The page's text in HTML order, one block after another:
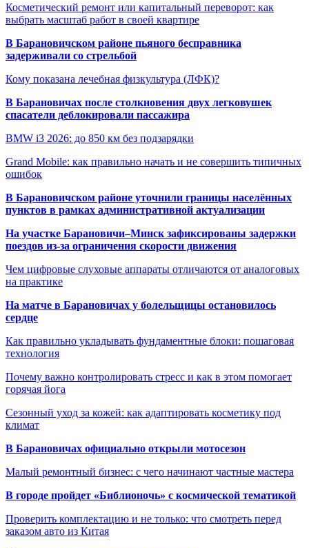
Косметический ремонт или капитальный переворот: как
выбрать масштаб работ в своей квартире
В Барановичском районе пьяного бесправника
задерживали со стрельбой
Кому показана лечебная физкультура (ЛФК)?
В Барановичах после столкновения двух легковушек
спасатели деблокировали пассажира
BMW i3 2026: до 850 км без подзарядки
Grand Mobile: как правильно начать и не совершить типичных
ошибок
В Барановичском районе уточнили границы населённых
пунктов в рамках административной актуализации
На участке Барановичи–Минск зафиксированы задержки
поездов из-за ограничения скорости движения
Чем цифровые слуховые аппараты отличаются от аналоговых
на практике
На матче в Барановичах у болельщицы остановилось
сердце
Как правильно укладывать фундаментные блоки: пошаговая
технология
Почему важно контролировать стресс и как в этом помогает
горячая йога
Сезонный уход за кожей: как адаптировать косметику под
климат
В Барановичах официально открыли мотосезон
Малый ремонтный бизнес: с чего начинают частные мастера
В городе пройдет «Библионочь» с космической тематикой
Проверить комплектацию и не только: что смотреть перед
заказом авто из Китая